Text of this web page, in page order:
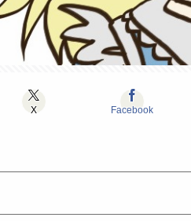
X Facebook